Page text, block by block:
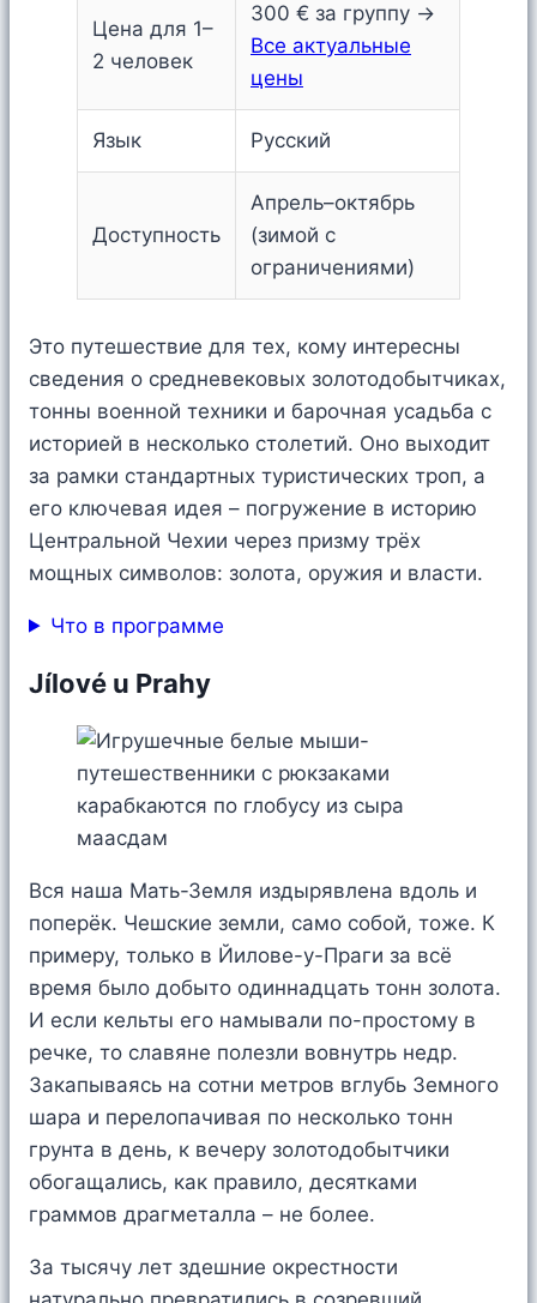
Цена для 1–
2 человек
300 € за группу →
Все актуальные
цены
Язык Русский
Доступность
Апрель–октябрь
(зимой с
ограничениями)
Это путешествие для тех, кому интересны
сведения о средневековых золотодобытчиках,
тонны военной техники и барочная усадьба с
историей в несколько столетий. Оно выходит
за рамки стандартных туристических троп, а
его ключевая идея – погружение в историю
Центральной Чехии через призму трёх
мощных символов: золота, оружия и власти.
Что в программе
Jílové u Prahy
Вся наша Мать-Земля издырявлена вдоль и
поперёк. Чешские земли, само собой, тоже. К
примеру, только в Йилове-у-Праги за всё
время было добыто одиннадцать тонн золота.
И если кельты его намывали по-простому в
речке, то славяне полезли вовнутрь недр.
Закапываясь на сотни метров вглубь Земного
шара и перелопачивая по несколько тонн
грунта в день, к вечеру золотодобытчики
обогащались, как правило, десятками
граммов драгметалла – не более.
За тысячу лет здешние окрестности